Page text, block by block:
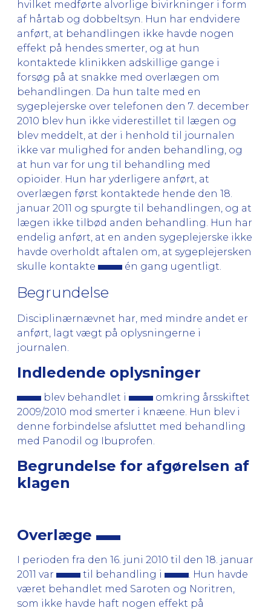
hvilket medførte alvorlige bivirkninger i form
af hårtab og dobbeltsyn. Hun har endvidere
anført, at behandlingen ikke havde nogen
effekt på hendes smerter, og at hun
kontaktede klinikken adskillige gange i
forsøg på at snakke med overlægen om
behandlingen. Da hun talte med en
sygeplejerske over telefonen den 7. december
2010 blev hun ikke viderestillet til lægen og
blev meddelt, at der i henhold til journalen
ikke var mulighed for anden behandling, og
at hun var for ung til behandling med
opioider. Hun har yderligere anført, at
overlægen først kontaktede hende den 18.
januar 2011 og spurgte til behandlingen, og at
lægen ikke tilbød anden behandling. Hun har
endelig anført, at en anden sygeplejerske ikke
havde overholdt aftalen om, at sygeplejersken
skulle kontakte
én gang ugentligt.
Begrundelse
Disciplinærnævnet har, med mindre andet er
anført, lagt vægt på oplysningerne i
journalen.
Indledende oplysninger
blev behandlet i
omkring årsskiftet
2009/2010 mod smerter i knæene. Hun blev i
denne forbindelse afsluttet med behandling
med Panodil og Ibuprofen.
Begrundelse for afgørelsen af
klagen
Overlæge
I perioden fra den 16. juni 2010 til den 18. januar
2011 var
til behandling i
. Hun havde
været behandlet med Saroten og Noritren,
som ikke havde haft nogen effekt på